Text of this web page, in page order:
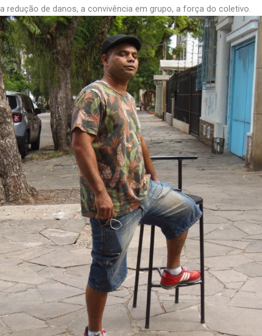
a redução de danos, a convivência em grupo, a força do coletivo.